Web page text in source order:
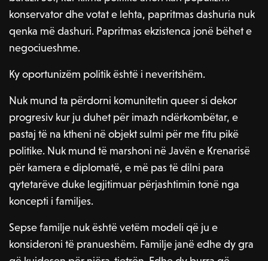
konservator dhe votat e lehta, papritmas dashuria nuk
qenka më dashuri. Papritmas ekzistenca jonë bëhet e
negociueshme.
Ky oportunizëm politik është i neveritshëm.
Nuk mund ta përdorni komunitetin queer si dekor
progresiv kur ju duhet për imazh ndërkombëtar, e
pastaj të na ktheni në objekt sulmi për me fitu pikë
politike. Nuk mund të marshoni në Javën e Krenarisë
për kamera e diplomatë, e më pas të dilni para
qytetarëve duke legjitimuar përjashtimin tonë nga
koncepti i familjes.
Sepse familje nuk është vetëm modeli që ju e
konsideroni të pranueshëm. Familje janë edhe dy gra